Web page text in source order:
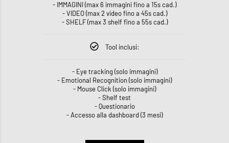
- IMMAGINI (max 6 immagini fino a 15s cad.)
- VIDEO (max 2 video fino a 45s cad.)
- SHELF (max 3 shelf fino a 55s cad.)
Tool inclusi:
- Eye tracking (solo immagini)
- Emotional Recognition (solo immagini)
- Mouse Click (solo immagini)
- Shelf test
- Questionario
- Accesso alla dashboard (3 mesi)